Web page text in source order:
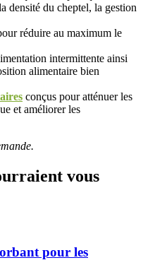
densité du cheptel, la gestion
réduire au maximum le
intermittente ainsi
alimentaire bien
conçus pour atténuer les
et améliorer les
vous
pour les